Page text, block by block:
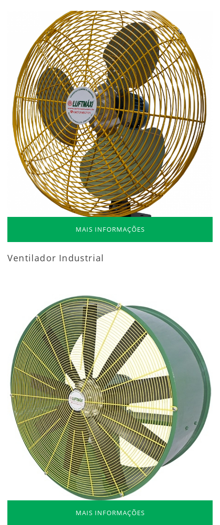
MAIS INFORMAÇÕES
Ventilador Industrial
MAIS INFORMAÇÕES